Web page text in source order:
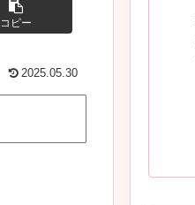
コピー
2025.05.30